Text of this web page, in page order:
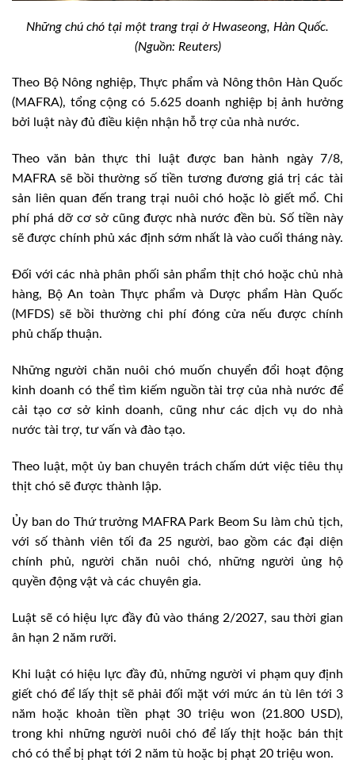
Những chú chó tại một trang trại ở Hwaseong, Hàn Quốc.
(Nguồn: Reuters)
Theo Bộ Nông nghiệp, Thực phẩm và Nông thôn Hàn Quốc
(MAFRA), tổng cộng có 5.625 doanh nghiệp bị ảnh hưởng
bởi luật này đủ điều kiện nhận hỗ trợ của nhà nước.
Theo văn bản thực thi luật được ban hành ngày 7/8,
MAFRA sẽ bồi thường số tiền tương đương giá trị các tài
sản liên quan đến trang trại nuôi chó hoặc lò giết mổ. Chi
phí phá dỡ cơ sở cũng được nhà nước đền bù. Số tiền này
sẽ được chính phủ xác định sớm nhất là vào cuối tháng này.
Đối với các nhà phân phối sản phẩm thịt chó hoặc chủ nhà
hàng, Bộ An toàn Thực phẩm và Dược phẩm Hàn Quốc
(MFDS) sẽ bồi thường chi phí đóng cửa nếu được chính
phủ chấp thuận.
Những người chăn nuôi chó muốn chuyển đổi hoạt động
kinh doanh có thể tìm kiếm nguồn tài trợ của nhà nước để
cải tạo cơ sở kinh doanh, cũng như các dịch vụ do nhà
nước tài trợ, tư vấn và đào tạo.
Theo luật, một ủy ban chuyên trách chấm dứt việc tiêu thụ
thịt chó sẽ được thành lập.
Ủy ban do Thứ trưởng MAFRA Park Beom Su làm chủ tịch,
với số thành viên tối đa 25 người, bao gồm các đại diện
chính phủ, người chăn nuôi chó, những người ủng hộ
quyền động vật và các chuyên gia.
Luật sẽ có hiệu lực đầy đủ vào tháng 2/2027, sau thời gian
ân hạn 2 năm rưỡi.
Khi luật có hiệu lực đầy đủ, những người vi phạm quy định
giết chó để lấy thịt sẽ phải đối mặt với mức án tù lên tới 3
năm hoặc khoản tiền phạt 30 triệu won (21.800 USD),
trong khi những người nuôi chó để lấy thịt hoặc bán thịt
chó có thể bị phạt tới 2 năm tù hoặc bị phạt 20 triệu won.